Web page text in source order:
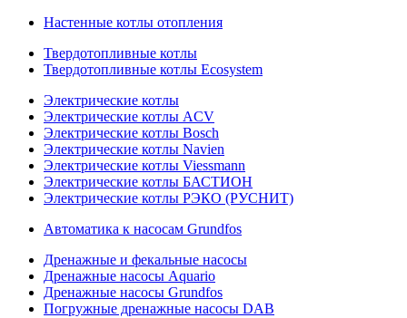
Настенные котлы отопления
Твердотопливные котлы
Твердотопливные котлы Ecosystem
Электрические котлы
Электрические котлы ACV
Электрические котлы Bosch
Электрические котлы Navien
Электрические котлы Viessmann
Электрические котлы БАСТИОН
Электрические котлы РЭКО (РУСНИТ)
Автоматика к насосам Grundfos
Дренажные и фекальные насосы
Дренажные насосы Aquario
Дренажные насосы Grundfos
Погружные дренажные насосы DAB